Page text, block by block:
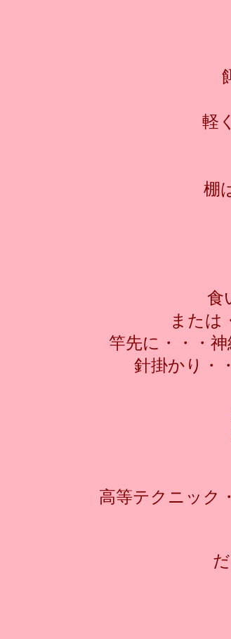
軽
棚
食
または
竿先に・・・
針掛かり・
高等テクニック